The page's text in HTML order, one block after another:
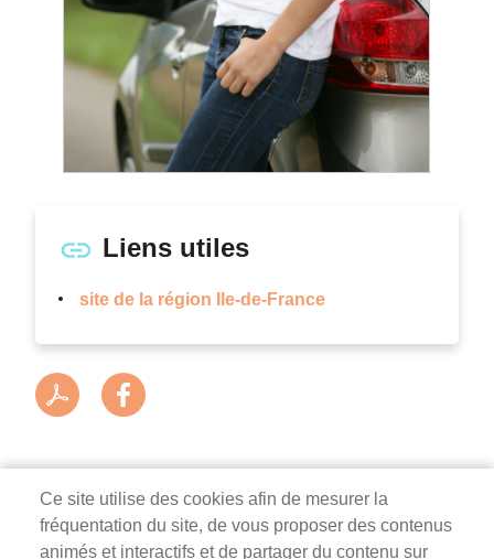
Liens utiles
site de la région Ile-de-France
Ce site utilise des cookies afin de mesurer la
fréquentation du site, de vous proposer des contenus
animés et interactifs et de partager du contenu sur
Mairie de Survilliers